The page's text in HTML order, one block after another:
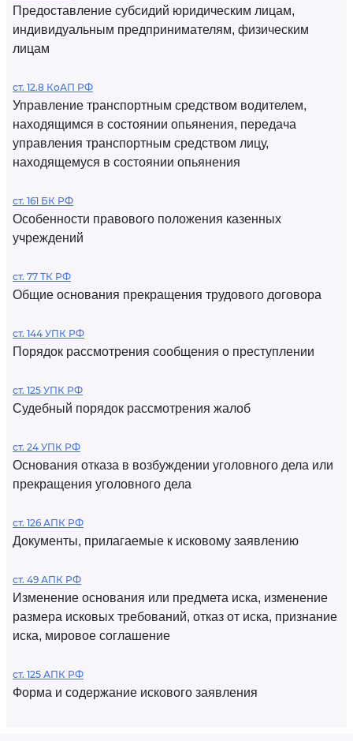
Предоставление субсидий юридическим лицам,
индивидуальным предпринимателям, физическим
лицам
ст. 12.8 КоАП РФ
Управление транспортным средством водителем,
находящимся в состоянии опьянения, передача
управления транспортным средством лицу,
находящемуся в состоянии опьянения
ст. 161 БК РФ
Особенности правового положения казенных
учреждений
ст. 77 ТК РФ
Общие основания прекращения трудового договора
ст. 144 УПК РФ
Порядок рассмотрения сообщения о преступлении
ст. 125 УПК РФ
Судебный порядок рассмотрения жалоб
ст. 24 УПК РФ
Основания отказа в возбуждении уголовного дела или
прекращения уголовного дела
ст. 126 АПК РФ
Документы, прилагаемые к исковому заявлению
ст. 49 АПК РФ
Изменение основания или предмета иска, изменение
размера исковых требований, отказ от иска, признание
иска, мировое соглашение
ст. 125 АПК РФ
Форма и содержание искового заявления